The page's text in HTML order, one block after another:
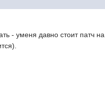
- уменя давно стоит патч на